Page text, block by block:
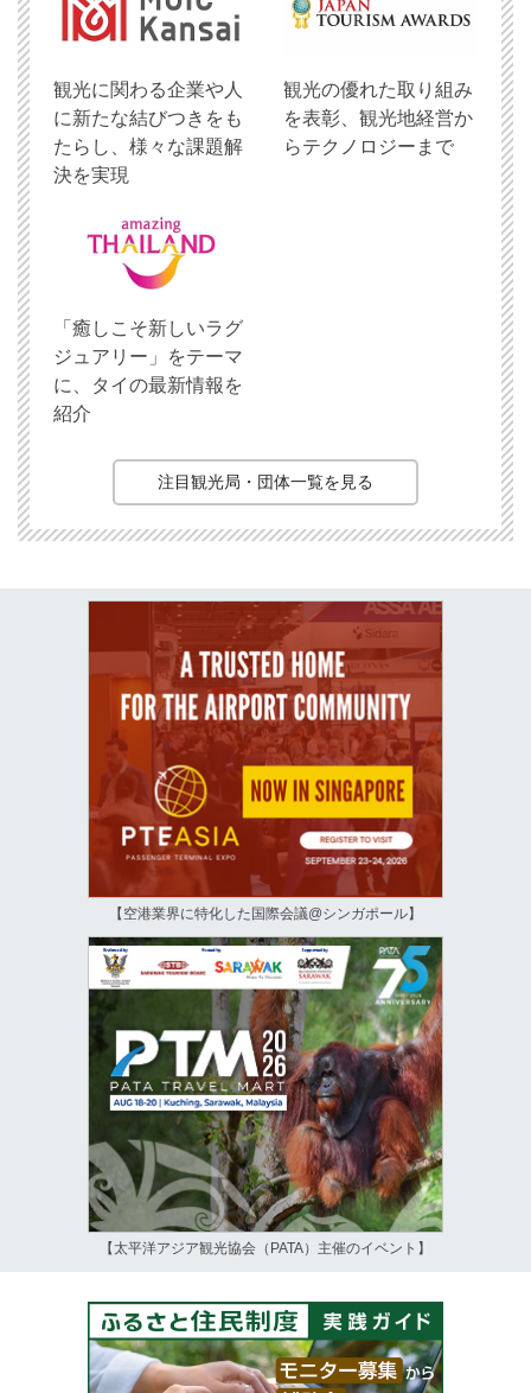
観光に関わる企業や人
に新たな結びつきをも
たらし、様々な課題解
決を実現
観光の優れた取り組み
を表彰、観光地経営か
らテクノロジーまで
「癒しこそ新しいラグ
ジュアリー」をテーマ
に、タイの最新情報を
紹介
注目観光局・団体一覧を見る
【空港業界に特化した国際会議@シンガポール】
【太平洋アジア観光協会（PATA）主催のイベント】